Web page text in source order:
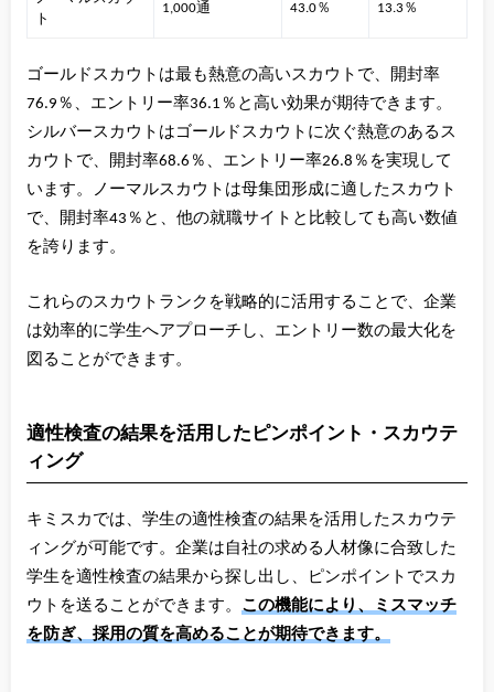
ト
1,000通 43.0％ 13.3％
ゴールドスカウトは最も熱意の高いスカウトで、開封率
76.9％、エントリー率36.1％と高い効果が期待できます。
シルバースカウトはゴールドスカウトに次ぐ熱意のあるス
カウトで、開封率68.6％、エントリー率26.8％を実現して
います。ノーマルスカウトは母集団形成に適したスカウト
で、開封率43％と、他の就職サイトと比較しても高い数値
を誇ります。
これらのスカウトランクを戦略的に活用することで、企業
は効率的に学生へアプローチし、エントリー数の最大化を
図ることができます。
適性検査の結果を活用したピンポイント・スカウテ
ィング
キミスカでは、学生の適性検査の結果を活用したスカウテ
ィングが可能です。企業は自社の求める人材像に合致した
学生を適性検査の結果から探し出し、ピンポイントでスカ
ウトを送ることができます。 この機能により、ミスマッチ
を防ぎ、採用の質を高めることが期待できます。